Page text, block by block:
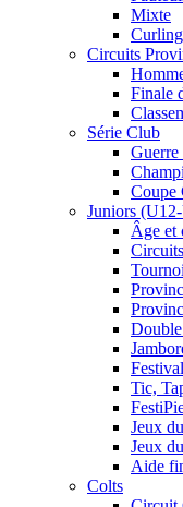
Mixte
Circuits
Finale
Série Club
Guerre
Coupe
Juniors
Âge et
Tic,
Jeux
Jeux
Aide
Colts